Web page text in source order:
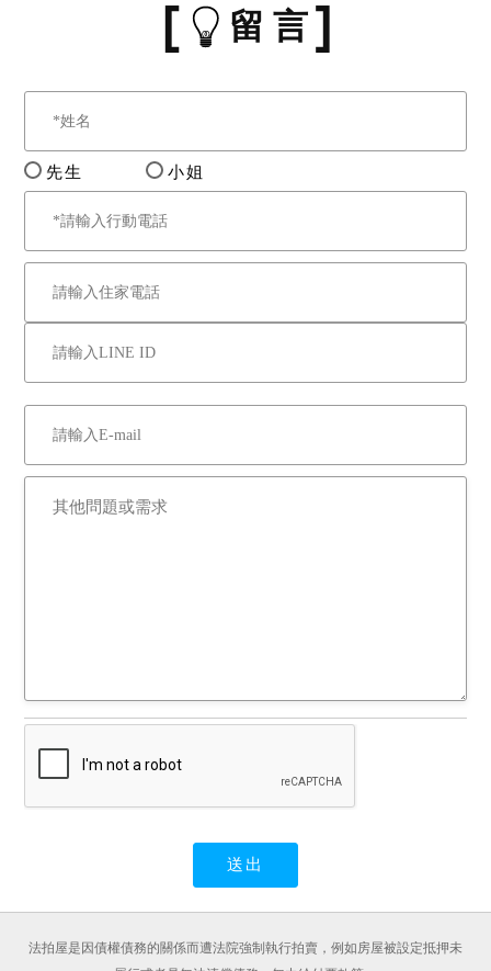
留 言
先生 小姐
法拍屋是因債權債務的關係而遭法院強制執行拍賣，例如房屋被設定抵押未